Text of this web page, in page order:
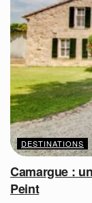
DESTINATIONS
Camargue :
Peint